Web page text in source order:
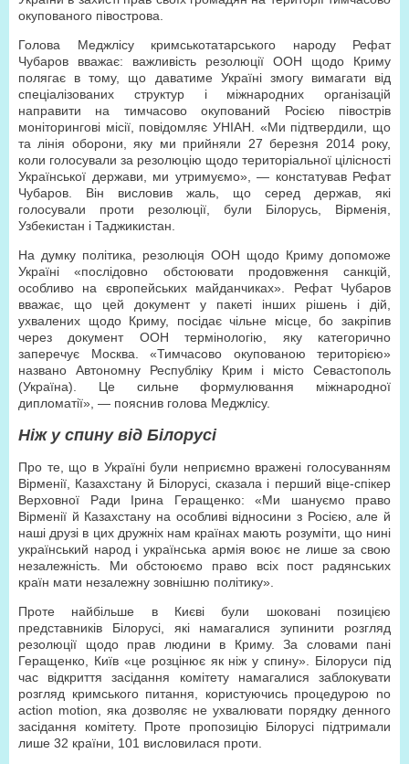
окупованого півострова.
Голова Меджлісу кримськотатарського народу Рефат
Чубаров вважає: важливість резолюції ООН щодо Криму
полягає в тому, що даватиме Україні змогу вимагати від
спеціалізованих структур і міжнародних організацій
направити на тимчасово окупований Росією півострів
моніторингові місії, повідомляє УНІАН. «Ми підтвердили, що
та лінія оборони, яку ми прийняли 27 березня 2014 року,
коли голосували за резолюцію щодо територіальної цілісності
Української держави, ми утримуємо», — констатував Рефат
Чубаров. Він висловив жаль, що серед держав, які
голосували проти резолюції, були Білорусь, Вірменія,
Узбекистан і Таджикистан.
На думку політика, резолюція ООН щодо Криму допоможе
Україні «послідовно обстоювати продовження санкцій,
особливо на європейських майданчиках». Рефат Чубаров
вважає, що цей документ у пакеті інших рішень і дій,
ухвалених щодо Криму, посідає чільне місце, бо закріпив
через документ ООН термінологію, яку категорично
заперечує Москва. «Тимчасово окупованою територією»
названо Автономну Республіку Крим і місто Севастополь
(Україна). Це сильне формулювання міжнародної
дипломатії», — пояснив голова Меджлісу.
Ніж у спину від Білорусі
Про те, що в Україні були неприємно вражені голосуванням
Вірменії, Казахстану й Білорусі, сказала і перший віце-спікер
Верховної Ради Ірина Геращенко: «Ми шануємо право
Вірменії й Казахстану на особливі відносини з Росією, але й
наші друзі в цих дружніх нам країнах мають розуміти, що нині
український народ і українська армія воює не лише за свою
незалежність. Ми обстоюємо право всіх пост радянських
країн мати незалежну зовнішню політику».
Проте найбільше в Києві були шоковані позицією
представників Білорусі, які намагалися зупинити розгляд
резолюції щодо прав людини в Криму. За словами пані
Геращенко, Київ «це розцінює як ніж у спину». Білоруси під
час відкриття засідання комітету намагалися заблокувати
розгляд кримського питання, користуючись процедурою no
action motion, яка дозволяє не ухвалювати порядку денного
засідання комітету. Проте пропозицію Білорусі підтримали
лише 32 країни, 101 висловилася проти.